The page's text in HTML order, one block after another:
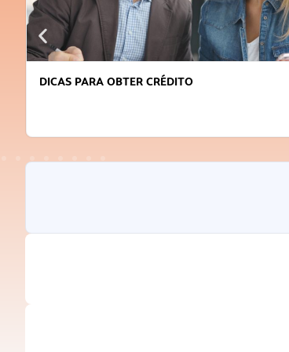
DICAS PARA OBTER CRÉDITO